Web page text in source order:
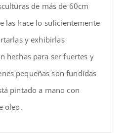
de más de 60cm
las hace lo suficientemente
y exhibirlas
hechas para ser fuertes y
pequeñas son fundidas
pintado a mano con
oleo.